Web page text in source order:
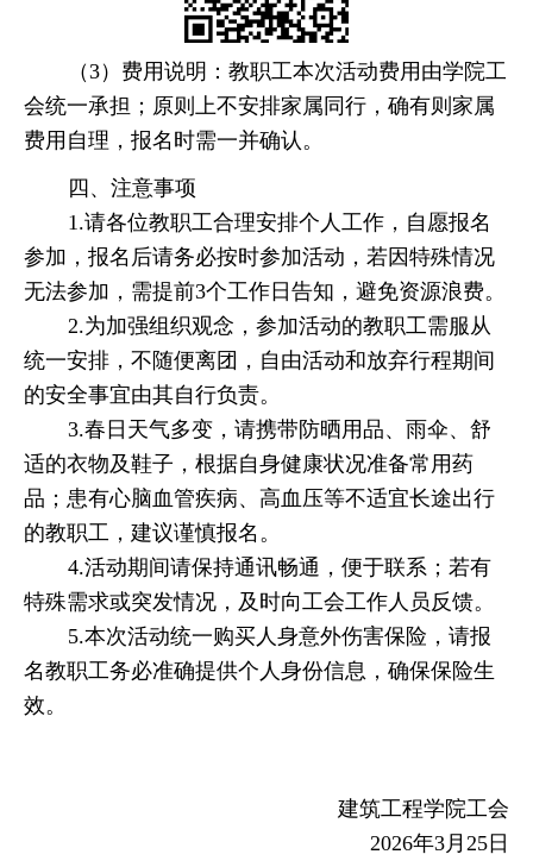
（3）费用说明：教职工本次活动费用由学院工
会统一承担；原则上不安排家属同行，确有则家属
费用自理，报名时需一并确认。
四、注意事项
1.请各位教职工合理安排个人工作，自愿报名
参加，报名后请务必按时参加活动，若因特殊情况
无法参加，需提前3个工作日告知，避免资源浪费。
2.为加强组织观念，参加活动的教职工需服从
统一安排，不随便离团，自由活动和放弃行程期间
的安全事宜由其自行负责。
3.春日天气多变，请携带防晒用品、雨伞、舒
适的衣物及鞋子，根据自身健康状况准备常用药
品；患有心脑血管疾病、高血压等不适宜长途出行
的教职工，建议谨慎报名。
4.活动期间请保持通讯畅通，便于联系；若有
特殊需求或突发情况，及时向工会工作人员反馈。
5.本次活动统一购买人身意外伤害保险，请报
名教职工务必准确提供个人身份信息，确保保险生
效。
建筑工程学院工会
2026年3 月 25日